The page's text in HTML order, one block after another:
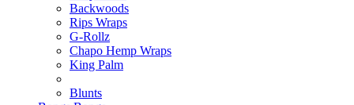
Backwoods
Rips Wraps
G-Rollz
Chapo Hemp Wraps
King Palm
Blunts